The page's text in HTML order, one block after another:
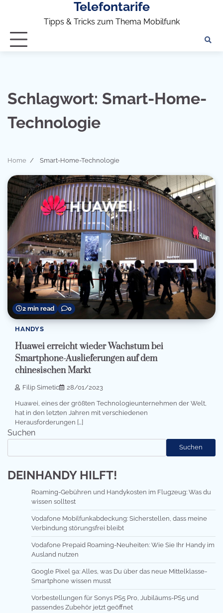
Telefontarife
Tipps & Tricks zum Thema Mobilfunk
Schlagwort: Smart-Home-
Technologie
Home Smart-Home-Technologie
2 min read 0
HANDYS
Huawei erreicht wieder Wachstum bei
Smartphone-Auslieferungen auf dem
chinesischen Markt
Filip Simetic 28/01/2023
Huawei, eines der größten Technologieunternehmen der Welt,
hat in den letzten Jahren mit verschiedenen
Herausforderungen […]
Suchen
Suchen
DEINHANDY HILFT!
Roaming-Gebühren und Handykosten im Flugzeug: Was du
wissen solltest
Vodafone Mobilfunkabdeckung: Sicherstellen, dass meine
Verbindung störungsfrei bleibt
Vodafone Prepaid Roaming-Neuheiten: Wie Sie Ihr Handy im
Ausland nutzen
Google Pixel 9a: Alles, was Du über das neue Mittelklasse-
Smartphone wissen musst
Vorbestellungen für Sonys PS5 Pro, Jubiläums-PS5 und
passendes Zubehör jetzt geöffnet